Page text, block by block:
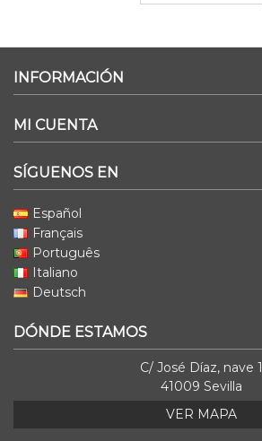
INFORMACIÓN
MI CUENTA
SÍGUENOS EN
Español
Français
Português
Italiano
Deutsch
DÓNDE ESTAMOS
C/ José Díaz, nave 1
41009 Sevilla
VER MAPA